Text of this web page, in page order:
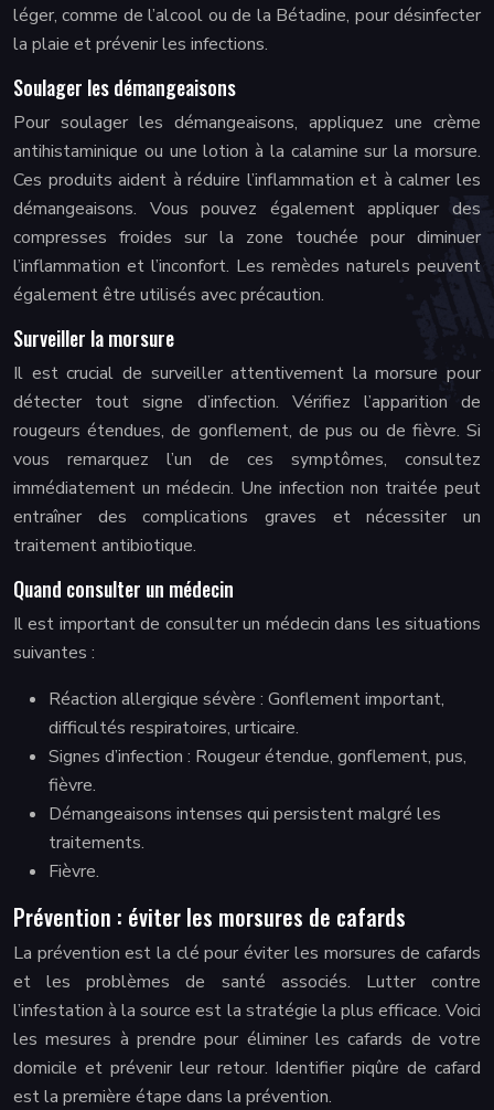
léger, comme de l’alcool ou de la Bétadine, pour désinfecter
la plaie et prévenir les infections.
Soulager les démangeaisons
Pour soulager les démangeaisons, appliquez une crème
antihistaminique ou une lotion à la calamine sur la morsure.
Ces produits aident à réduire l’inflammation et à calmer les
démangeaisons. Vous pouvez également appliquer des
compresses froides sur la zone touchée pour diminuer
l’inflammation et l’inconfort. Les remèdes naturels peuvent
également être utilisés avec précaution.
Surveiller la morsure
Il est crucial de surveiller attentivement la morsure pour
détecter tout signe d’infection. Vérifiez l’apparition de
rougeurs étendues, de gonflement, de pus ou de fièvre. Si
vous remarquez l’un de ces symptômes, consultez
immédiatement un médecin. Une infection non traitée peut
entraîner des complications graves et nécessiter un
traitement antibiotique.
Quand consulter un médecin
Il est important de consulter un médecin dans les situations
suivantes :
Réaction allergique sévère : Gonflement important,
difficultés respiratoires, urticaire.
Signes d’infection : Rougeur étendue, gonflement, pus,
fièvre.
Démangeaisons intenses qui persistent malgré les
traitements.
Fièvre.
Prévention : éviter les morsures de cafards
La prévention est la clé pour éviter les morsures de cafards
et les problèmes de santé associés. Lutter contre
l’infestation à la source est la stratégie la plus efficace. Voici
les mesures à prendre pour éliminer les cafards de votre
domicile et prévenir leur retour. Identifier piqûre de cafard
est la première étape dans la prévention.